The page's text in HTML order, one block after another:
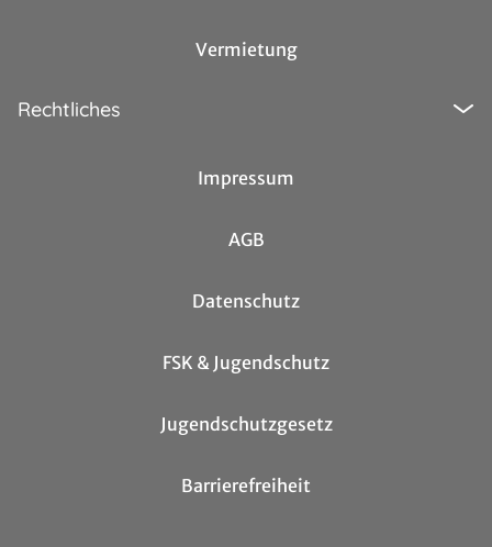
Vermietung
Rechtliches
Impressum
AGB
Datenschutz
FSK & Jugendschutz
Jugendschutzgesetz
Barrierefreiheit